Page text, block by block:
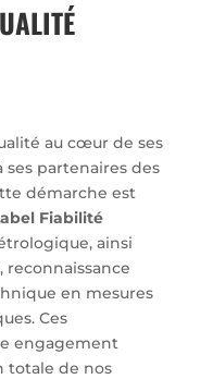
au cœur de ses
partenaires des
démarche est
Fiabilité
ainsi
, reconnaissance
en mesures
Ces
engagement
totale de nos